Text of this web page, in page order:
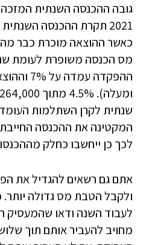
גובה ההכנסה השנתית
כאשר ההוצאה מוכרת כבר
מס הכנסה משופרת לעומת
המקטינה את ההכנסה
לכך כן ייחשבו כחלק
ולקבל הטבת מס גדולה
לעבוד השנה ודאו שהמעסיק
מחויב להעביר אותם תוך